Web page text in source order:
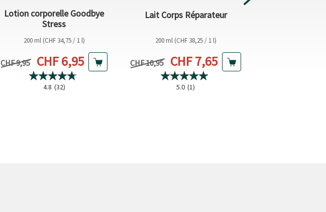
Lotion corporelle Goodbye
Stress
200 ml (CHF 34,75 / 1 l)
Prix précédent
CHF 9,95 Prix actuel
CHF 6,95
4.8 (32)
Lait Corps Réparateur
200 ml (CHF 38,25 / 1 l)
Prix précédent
CHF 10,95 Prix actuel
CHF 7,65
5.0 (1)